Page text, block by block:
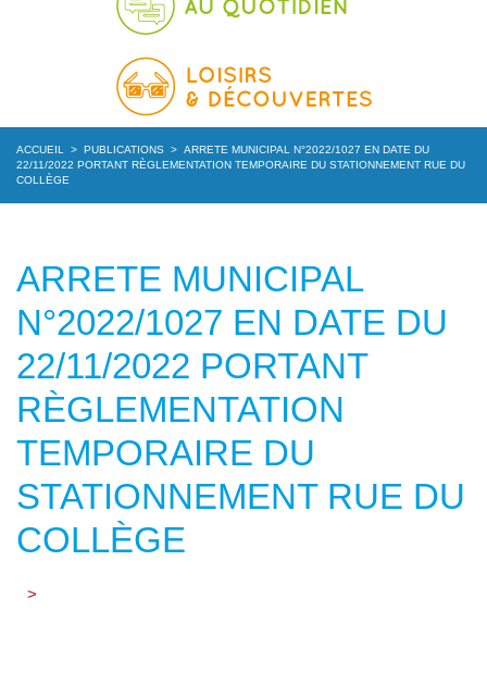
ACCUEIL > PUBLICATIONS > ARRETE MUNICIPAL N°2022/1027 EN DATE DU
22/11/2022 PORTANT RÈGLEMENTATION TEMPORAIRE DU STATIONNEMENT RUE DU
COLLÈGE
ARRETE MUNICIPAL
N°2022/1027 EN DATE DU
22/11/2022 PORTANT
RÈGLEMENTATION
TEMPORAIRE DU
STATIONNEMENT RUE DU
COLLÈGE
>